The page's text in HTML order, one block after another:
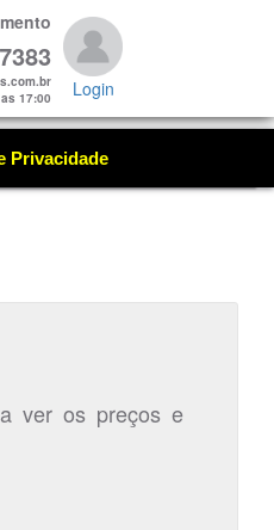
17:00
Login
Privacidade
ver os preços e